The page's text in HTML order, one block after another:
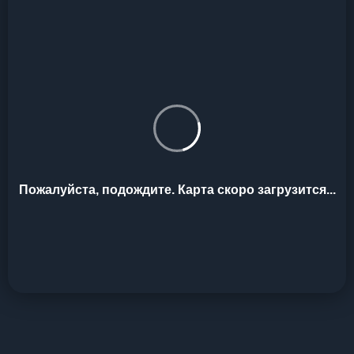
Пожалуйста, подождите. Карта скоро загрузится...